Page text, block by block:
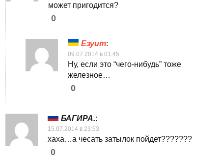
может пригодится?
0
Езуит:
09.07.2014 в 01:45
Ну, если это “чего-нибудь” тоже
железное…
0
БАГИРА.:
15.07.2014 в 23:53
хаха…а чесать затылок пойдет???????
0